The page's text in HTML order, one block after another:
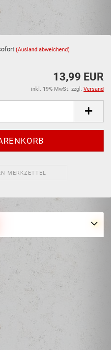
(Ausland abweichend)
13,99 EUR
inkl. 19% MwSt. zzgl. Versand
MERKZETTEL